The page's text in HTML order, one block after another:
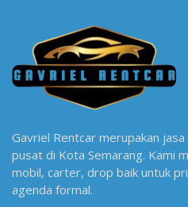
Gavriel Rentcar merupakan
pusat di Kota Semarang. Kami
mobil, carter, drop baik untuk
agenda formal.